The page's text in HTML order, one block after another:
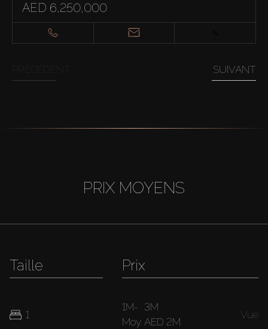
AED 6,250,000
SUIVANT
PRIX MOYENS
Taille
1
Prix
1M- 3M
Moy. AED 2M
Vue